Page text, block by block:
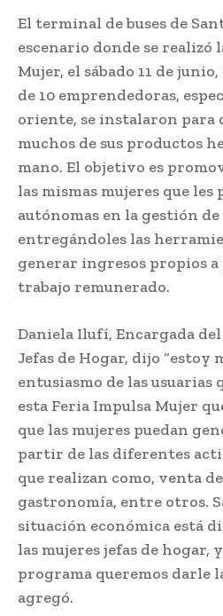
El terminal de buses de
escenario donde se realizó
Mujer, el sábado 11 de
de 10 emprendedoras,
oriente, se instalaron para
muchos de sus productos
mano. El objetivo es
las mismas mujeres que
autónomas en la gestión
entregándoles las
generar ingresos propios
trabajo remunerado.
Daniela Ilufí, Encargada
Jefas de Hogar, dijo “estoy
entusiasmo de las
esta Feria Impulsa Mujer
que las mujeres puedan
partir de las diferentes
que realizan como, venta
gastronomía, entre otros.
situación económica está
las mujeres jefas de hogar,
programa queremos darle
agregó.